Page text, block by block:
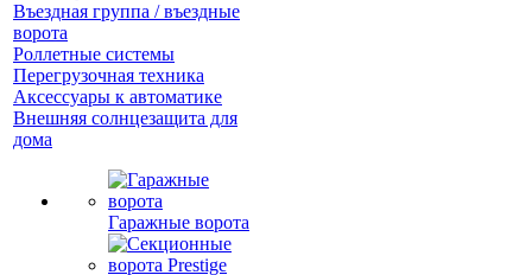
Въездная группа / въездные
ворота
Роллетные системы
Перегрузочная техника
Аксессуары к автоматике
Внешняя солнцезащита для
дома
Гаражные ворота